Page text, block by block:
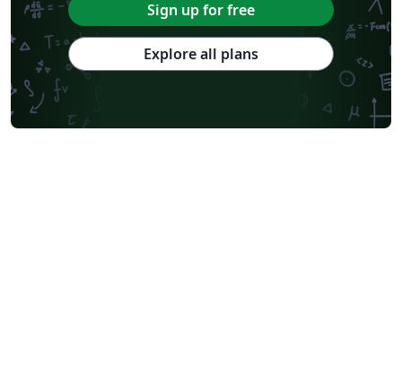
Sign up for free
Explore all plans